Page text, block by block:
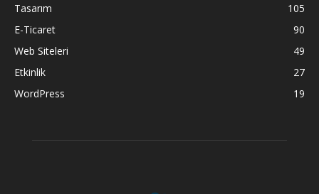
Tasarım
105
E-Ticaret
90
Web Siteleri
49
Etkinlik
27
WordPress
19